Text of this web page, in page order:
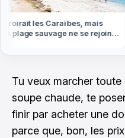
les Caraïbes, mais
plage sauvage ne se rejoint
Tu veux marcher
soupe chaude, te
finir par acheter une
parce que, bon, les